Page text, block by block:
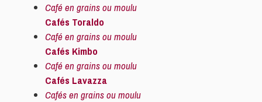
Café en grains ou moulu
Cafés Toraldo
Café en grains ou moulu
Cafés Kimbo
Café en grains ou moulu
Cafés Lavazza
Cafés en grains ou moulu